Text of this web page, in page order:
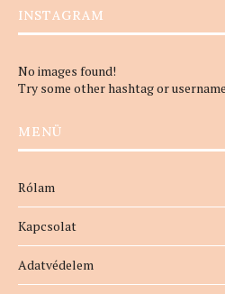
INSTAGRAM
No images found!
Try some other hashtag or username
MENÜ
Rólam
Kapcsolat
Adatvédelem